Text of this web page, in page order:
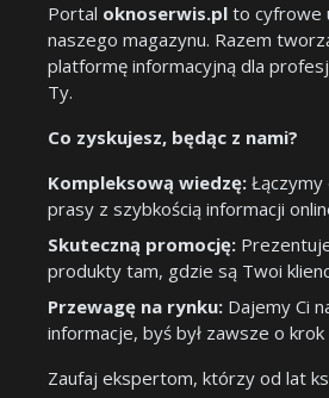
Portal oknoserwis.pl to cyfrowe
naszego magazynu. Razem
platformę informacyjną dla
Ty.
Co zyskujesz, będąc z nami?
Kompleksową wiedzę: Łączymy
prasy z szybkością informacji
Skuteczną promocję:
produkty tam, gdzie są Twoi
Przewagę na rynku: Dajemy Ci
informacje, byś był zawsze o
Zaufaj ekspertom, którzy od lat